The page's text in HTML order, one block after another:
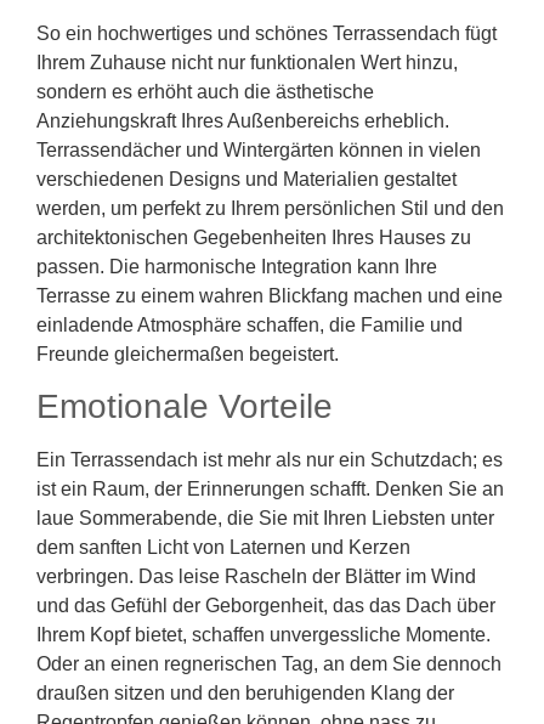
So ein hochwertiges und schönes Terrassendach fügt
Ihrem Zuhause nicht nur funktionalen Wert hinzu,
sondern es erhöht auch die ästhetische
Anziehungskraft Ihres Außenbereichs erheblich.
Terrassendächer und Wintergärten können in vielen
verschiedenen Designs und Materialien gestaltet
werden, um perfekt zu Ihrem persönlichen Stil und den
architektonischen Gegebenheiten Ihres Hauses zu
passen. Die harmonische Integration kann Ihre
Terrasse zu einem wahren Blickfang machen und eine
einladende Atmosphäre schaffen, die Familie und
Freunde gleichermaßen begeistert.
Emotionale Vorteile
Ein Terrassendach ist mehr als nur ein Schutzdach; es
ist ein Raum, der Erinnerungen schafft. Denken Sie an
laue Sommerabende, die Sie mit Ihren Liebsten unter
dem sanften Licht von Laternen und Kerzen
verbringen. Das leise Rascheln der Blätter im Wind
und das Gefühl der Geborgenheit, das das Dach über
Ihrem Kopf bietet, schaffen unvergessliche Momente.
Oder an einen regnerischen Tag, an dem Sie dennoch
draußen sitzen und den beruhigenden Klang der